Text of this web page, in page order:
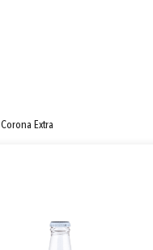
Zásielkovne zadarmo (Packeta)
Corona Extra